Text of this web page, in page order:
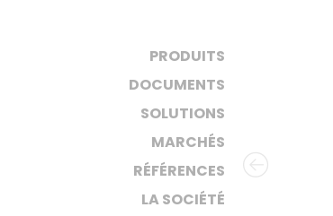
PRODUITS
DOCUMENTS
SOLUTIONS
MARCHÉS
RÉFÉRENCES
LA SOCIÉTÉ